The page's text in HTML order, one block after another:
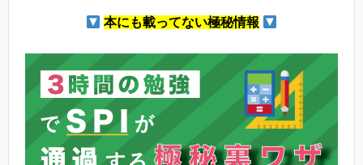
本にも載ってない極秘情報